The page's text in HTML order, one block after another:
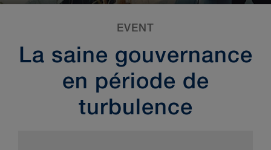
EVENT
La saine gouvernance
en période de
turbulence